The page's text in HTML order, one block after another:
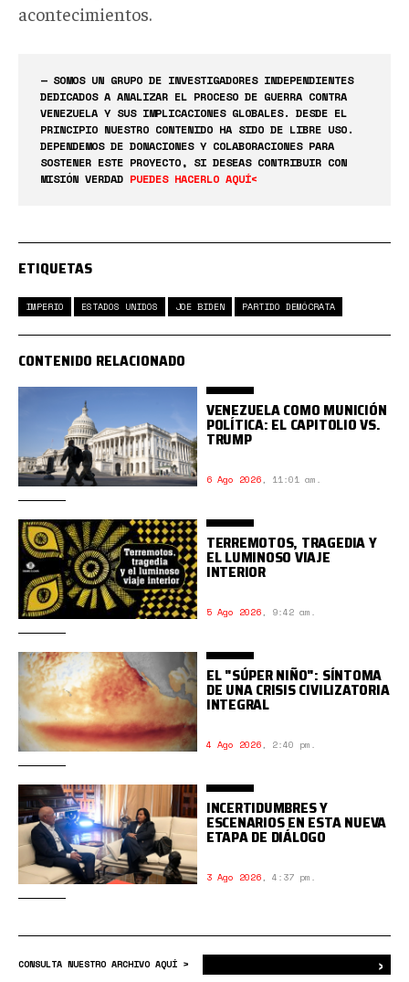
acontecimientos.
— SOMOS UN GRUPO DE INVESTIGADORES INDEPENDIENTES
DEDICADOS A ANALIZAR EL PROCESO DE GUERRA CONTRA
VENEZUELA Y SUS IMPLICACIONES GLOBALES. DESDE EL
PRINCIPIO NUESTRO CONTENIDO HA SIDO DE LIBRE USO.
DEPENDEMOS DE DONACIONES Y COLABORACIONES PARA
SOSTENER ESTE PROYECTO, SI DESEAS CONTRIBUIR CON
MISIÓN VERDAD PUEDES HACERLO AQUÍ<
ETIQUETAS
IMPERIO ESTADOS UNIDOS JOE BIDEN PARTIDO DEMÓCRATA
CONTENIDO RELACIONADO
VENEZUELA COMO MUNICIÓN
POLÍTICA: EL CAPITOLIO VS.
TRUMP
6 Ago 2026, 11:01 am.
TERREMOTOS, TRAGEDIA Y
EL LUMINOSO VIAJE
INTERIOR
5 Ago 2026, 9:42 am.
EL "SÚPER NIÑO": SÍNTOMA
DE UNA CRISIS CIVILIZATORIA
INTEGRAL
4 Ago 2026, 2:40 pm.
INCERTIDUMBRES Y
ESCENARIOS EN ESTA NUEVA
ETAPA DE DIÁLOGO
3 Ago 2026, 4:37 pm.
CONSULTA NUESTRO ARCHIVO AQUÍ > ›